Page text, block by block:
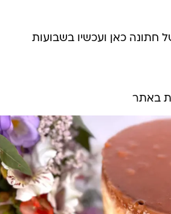
חתונה כאן ועכשיו בשבועות
באתר